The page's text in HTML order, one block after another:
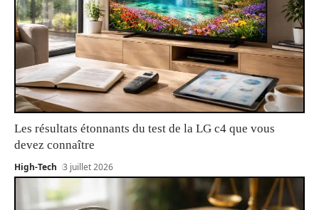
Les résultats étonnants du test de la LG c4 que vous
devez connaître
High-Tech 3 juillet 2026